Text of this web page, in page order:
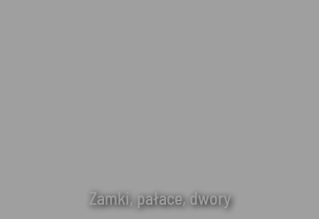
Zamki, pałace, dwory